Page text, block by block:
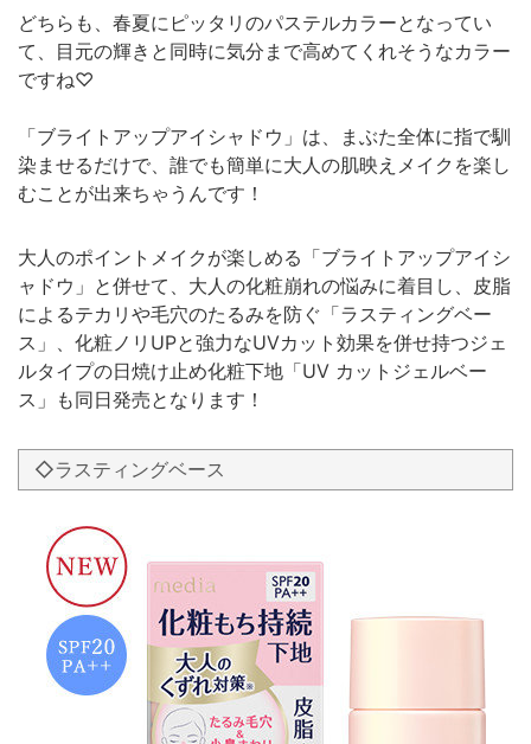
どちらも、春夏にピッタリのパステルカラーとなってい
て、目元の輝きと同時に気分まで高めてくれそうなカラー
ですね♡
「ブライトアップアイシャドウ」は、まぶた全体に指で馴
染ませるだけで、誰でも簡単に大人の肌映えメイクを楽し
むことが出来ちゃうんです！
大人のポイントメイクが楽しめる「ブライトアップアイシ
ャドウ」と併せて、大人の化粧崩れの悩みに着目し、皮脂
によるテカリや毛穴のたるみを防ぐ「ラスティングベー
ス」、化粧ノリUPと強力なUVカット効果を併せ持つジェ
ルタイプの日焼け止め化粧下地「UV カットジェルベー
ス」も同日発売となります！
◇ラスティングベース